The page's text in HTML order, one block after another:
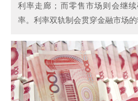
利率走廊；而零售市场则会继
率。利率双轨制会贯穿金融市场